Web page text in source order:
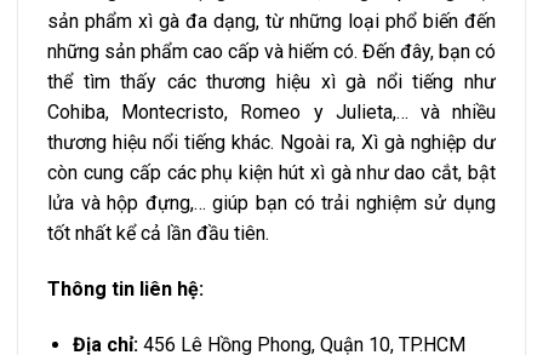
sản phẩm xì gà đa dạng, từ những loại phổ biến đến
những sản phẩm cao cấp và hiếm có. Đến đây, bạn có
thể tìm thấy các thương hiệu xì gà nổi tiếng như
Cohiba, Montecristo, Romeo y Julieta,… và nhiều
thương hiệu nổi tiếng khác. Ngoài ra, Xì gà nghiệp dư
còn cung cấp các phụ kiện hút xì gà như dao cắt, bật
lửa và hộp đựng,… giúp bạn có trải nghiệm sử dụng
tốt nhất kể cả lần đầu tiên.
Thông tin liên hệ:
Địa chỉ:456 Lê Hồng Phong, Quận 10, TP.HCM